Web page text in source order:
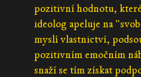
pozitivní hodnotu,
ideolog apeluje na
myslí vlastnictví,
pozitivním emočním
snaží se tím získat